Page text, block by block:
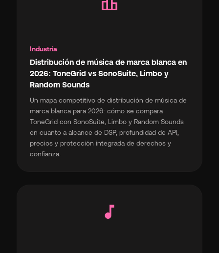
Industria
Distribución de música de marca blanca en
2026: ToneGrid vs SonoSuite, Limbo y
Random Sounds
Un mapa competitivo de distribución de música de
marca blanca para 2026: cómo se compara
ToneGrid con SonoSuite, Limbo y Random Sounds
en cuanto a alcance de DSP, profundidad de API,
precios y protección integrada de derechos y
confianza.
music_note